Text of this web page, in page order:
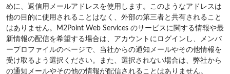
めに、返信用メールアドレスを使用します。このようなアドレスは
他の目的に使用されることはなく、外部の第三者と共有されること
はありません。M2Point Web Services のサービスに関する情報や最
新情報の配信を希望する場合は、アカウントにログインし、メンバ
ープロファイルのページで、当社からの通知メールやその他情報を
受け取るよう選択ください。また、選択されない場合は、弊社から
の通知メールやその他の情報が配信されることはありません。